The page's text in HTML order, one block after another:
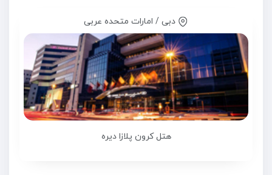
دبی / امارات متحده عربی
هتل کرون پلازا دیره